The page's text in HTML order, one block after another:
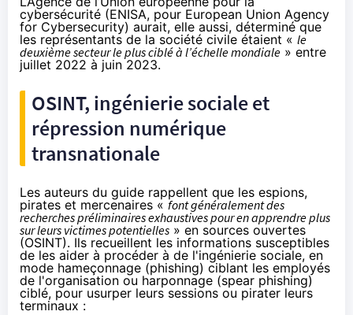
cybersécurité (ENISA, pour European Union Agency
for Cybersecurity) aurait, elle aussi, déterminéque
les représentants de la société civile étaient « le
deuxième secteur le plus ciblé à l’échelle mondiale » entre
juillet 2022 à juin 2023.
OSINT, ingénierie sociale et
répression numérique
transnationale
Les auteurs du guide rappellent que les espions,
pirates et mercenaires « font généralement des
recherches préliminaires exhaustives pour en apprendre plus
sur leurs victimes potentielles » en sources ouvertes
(OSINT). Ils recueillent les informations susceptibles
de les aider à procéder à de l'ingénierie sociale, en
mode hameçonnage (phishing) ciblant les employés
de l'organisation ou harponnage (spear phishing)
ciblé, pour usurper leurs sessions ou pirater leurs
terminaux :